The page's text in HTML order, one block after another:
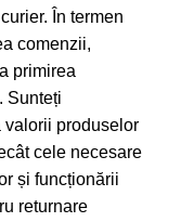
În termen
comenzii,
primirea
Sunteți
valorii produselor
cele necesare
și funcționării
returnare